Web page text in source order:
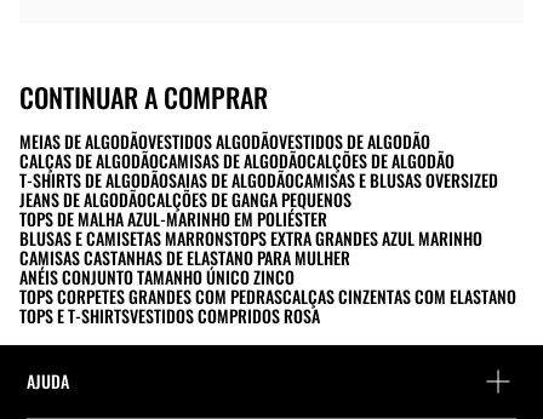
CONTINUAR A COMPRAR
MEIAS DE ALGODÃOVESTIDOS ALGODÃOVESTIDOS DE ALGODÃO
CALÇAS DE ALGODÃOCAMISAS DE ALGODÃOCALÇÕES DE ALGODÃO
T-SHIRTS DE ALGODÃOSAIAS DE ALGODÃOCAMISAS E BLUSAS OVERSIZED
JEANS DE ALGODÃOCALÇÕES DE GANGA PEQUENOS
TOPS DE MALHA AZUL-MARINHO EM POLIÉSTER
BLUSAS E CAMISETAS MARRONSTOPS EXTRA GRANDES AZUL MARINHO
CAMISAS CASTANHAS DE ELASTANO PARA MULHER
ANÉIS CONJUNTO TAMANHO ÚNICO ZINCO
TOPS CORPETES GRANDES COM PEDRASCALÇAS CINZENTAS COM ELASTANO
TOPS E T-SHIRTSVESTIDOS COMPRIDOS ROSA
AJUDA